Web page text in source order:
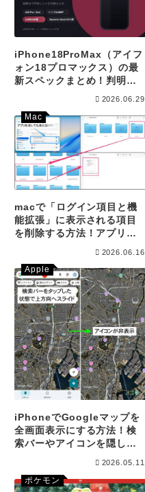
iPhone18ProMax（アイフ
ォン18プロマックス）の最
新スペックまとめ！判明し
2026.06.29
Mac
macで「ログイン項目と機
能拡張」に表示される項目
を削除する方法！アプリを
2026.06.16
Apple
iPhoneでGoogleマップを
全画面表示にする方法！検
索バーやアイコンを隠して
2026.05.11
ポケモン